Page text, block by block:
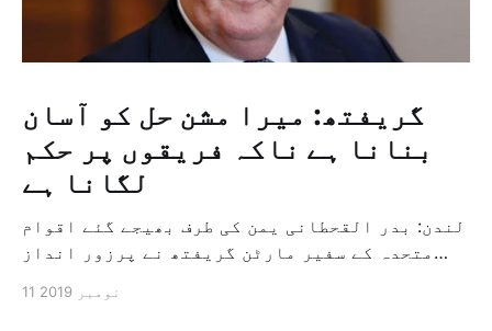
گریفتھ: میرا مشن حل کو آسان
بنانا ہے ناکہ فریقوں پر حکم
لگانا ہے
لندن: بدر القحطانی یمن کی طرف بھیجے گئے اقوام
متحدہ کے سفیر مارٹن گریفتھ نے پرزور انداز
ثالثی اور اس کشمکش کی حدبندی کرنے کے لئے ایک
11 نومبر 2019